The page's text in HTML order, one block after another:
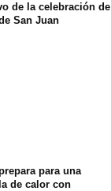
de la celebración de
San Juan
para una
de calor con